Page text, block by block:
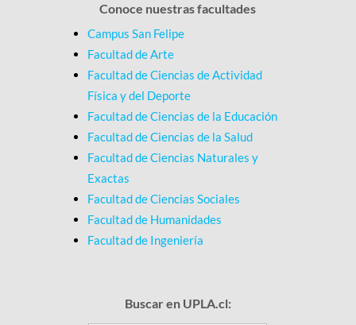
Conoce nuestras facultades
Campus San Felipe
Facultad de Arte
Facultad de Ciencias de Actividad
Física y del Deporte
Facultad de Ciencias de la Educación
Facultad de Ciencias de la Salud
Facultad de Ciencias Naturales y
Exactas
Facultad de Ciencias Sociales
Facultad de Humanidades
Facultad de Ingeniería
Buscar en UPLA.cl: